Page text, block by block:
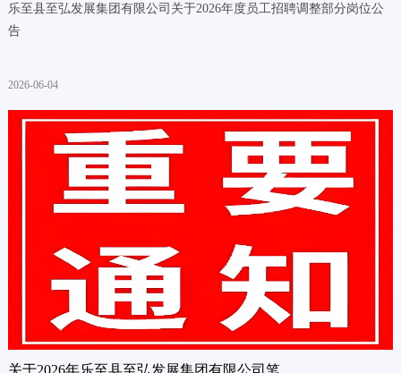
乐至县至弘发展集团有限公司关于2026年度员工招聘调整部分岗位公
告
2026-06-04